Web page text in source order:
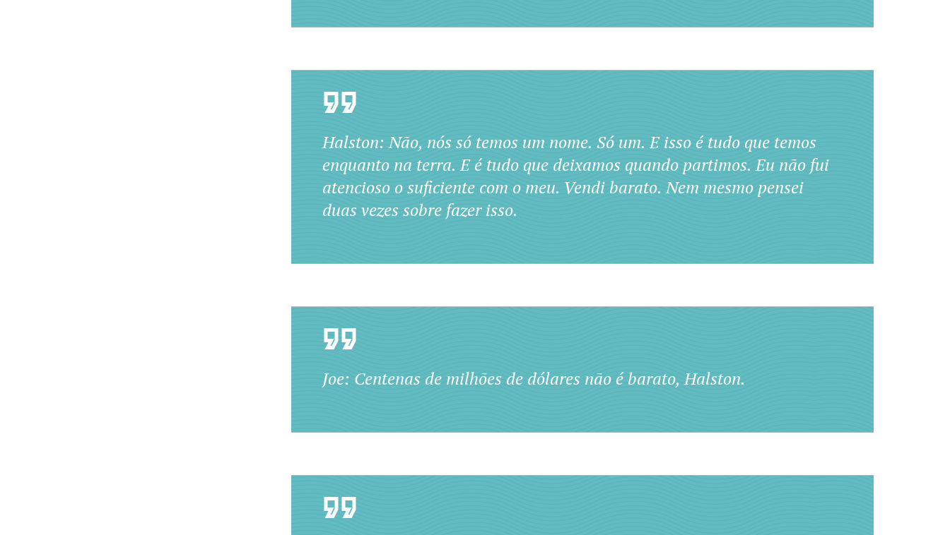
Halston: Não, nós só temos um nome. Só um. E isso é tudo que temos
enquanto na terra. E é tudo que deixamos quando partimos. Eu não fui
atencioso o suficiente com o meu. Vendi barato. Nem mesmo pensei
duas vezes sobre fazer isso.
Joe: Centenas de milhões de dólares não é barato, Halston.